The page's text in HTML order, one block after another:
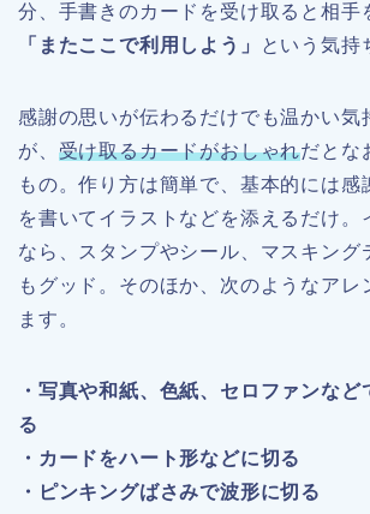
分、手書きのカードを受け取ると相手
「またここで利用しよう」
という気持
感謝の思いが伝わるだけでも温かい気
が、 受け取るカードがおしゃれだとな
もの。作り方は簡単で、基本的には感
を書いてイラストなどを添えるだけ。
なら、スタンプやシール、マスキング
もグッド。そのほか、次のようなアレ
ます。
・写真や和紙、色紙、セロファンなど
る
・カードをハート形などに切る
・ピンキングばさみで波形に切る